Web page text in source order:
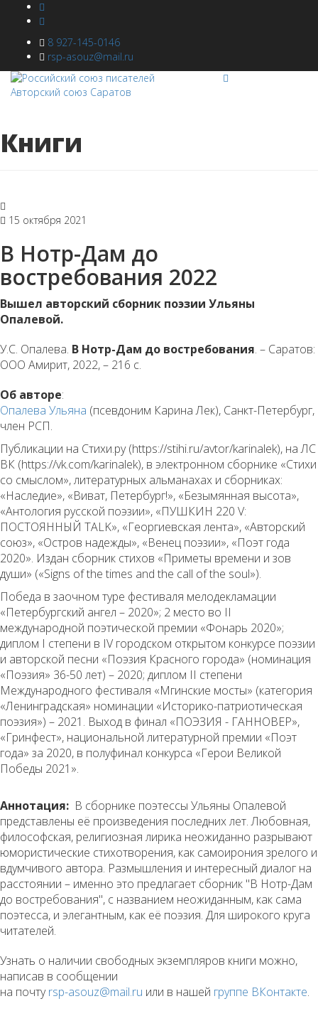
8 927-145-0146
rsp-asouz@mail.ru
Книги
15 октября 2021
В Нотр-Дам до
востребования 2022
Вышел авторский сборник поэзии Ульяны
Опалевой.
У.С. Опалева. В Нотр-Дам до востребования. – Саратов:
ООО Амирит, 2022, – 216 с.
Об авторе:
Опалева Ульяна (псевдоним Карина Лек), Санкт-Петербург,
член РСП.
Публикации на Стихи.ру (https://stihi.ru/avtor/karinalek), на ЛС
ВК (https://vk.com/karinalek), в электронном сборнике «Стихи
со смыслом», литературных альманахах и сборниках:
«Наследие», «Виват, Петербург!», «Безымянная высота»,
«Антология русской поэзии», «ПУШКИН 220 V:
ПОСТОЯННЫЙ TALK», «Георгиевская лента», «Авторский
союз», «Остров надежды», «Венец поэзии», «Поэт года
2020». Издан сборник стихов «Приметы времени и зов
души» («Signs of the times and the call of the soul»).
Победа в заочном туре фестиваля мелодекламации
«Петербургский ангел – 2020»; 2 место во II
международной поэтической премии «Фонарь 2020»;
диплом I степени в IV городском открытом конкурсе поэзии
и авторской песни «Поэзия Красного города» (номинация
«Поэзия» 36-50 лет) – 2020; диплом II степени
Международного фестиваля «Мгинские мосты» (категория
«Ленинградская» номинации «Историко-патриотическая
поэзия») – 2021. Выход в финал «ПОЭЗИЯ - ГАННОВЕР»,
«Гринфест», национальной литературной премии «Поэт
года» за 2020, в полуфинал конкурса «Герои Великой
Победы 2021».
Аннотация: В сборнике поэтессы Ульяны Опалевой
представлены её произведения последних лет. Любовная,
философская, религиозная лирика неожиданно разрывают
юмористические стихотворения, как самоирония зрелого и
вдумчивого автора. Размышления и интересный диалог на
расстоянии – именно это предлагает сборник "В Нотр-Дам
до востребования", с названием неожиданным, как сама
поэтесса, и элегантным, как её поэзия. Для широкого круга
читателей.
Узнать о наличии свободных экземпляров книги можно,
написав в сообщении
на почтуrsp-asouz@mail.ru или в нашей группе ВКонтакте.